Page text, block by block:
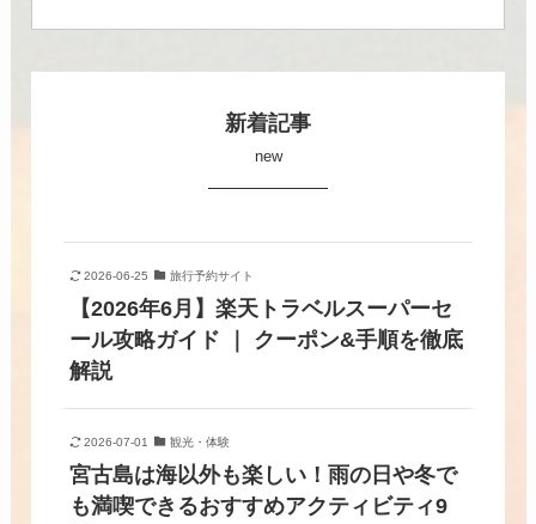
新着記事
new
2026-06-25 旅行予約サイト
【2026年6月】楽天トラベルスーパーセ
ール攻略ガイド ｜ クーポン&手順を徹底
解説
2026-07-01 観光・体験
宮古島は海以外も楽しい！雨の日や冬で
も満喫できるおすすめアクティビティ9